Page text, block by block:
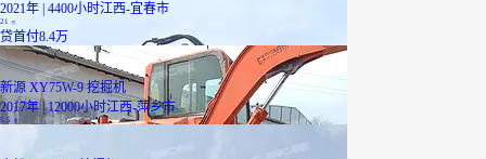
已降3000元
2021年 | 4400小时江西-宜春市
21 万
贷首付8.4万
新源 XY75W-9 挖掘机
2017年 | 12000小时江西-萍乡市
5.5